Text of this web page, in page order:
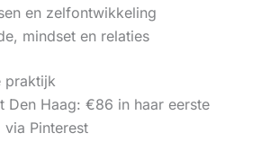
en zelfontwikkeling
mindset en relaties
praktijk
Den Haag: €86 in haar eerste
via Pinterest